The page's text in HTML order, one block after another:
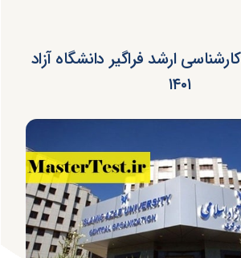
ارشد فراگیر دانشگاه‌ آزاد
۱۴۰۱